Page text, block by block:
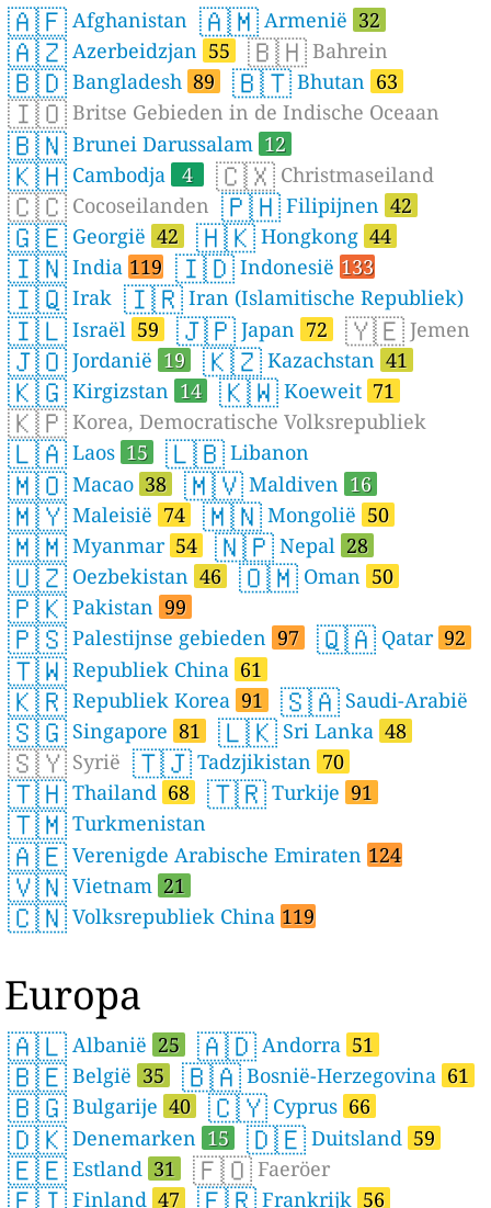
🇦🇫 Afghanistan 🇦🇲 Armenië 32
🇦🇿 Azerbeidzjan 55 🇧🇭 Bahrein
🇧🇩 Bangladesh 89 🇧🇹 Bhutan 63
🇮🇴 Britse Gebieden in de Indische Oceaan
🇧🇳 Brunei Darussalam 12
🇰🇭 Cambodja 4 🇨🇽 Christmaseiland
🇨🇨 Cocoseilanden 🇵🇭 Filipijnen 42
🇬🇪 Georgië 42 🇭🇰 Hongkong 44
🇮🇳 India 119 🇮🇩 Indonesië 133
🇮🇶 Irak 🇮🇷 Iran (Islamitische Republiek)
🇮🇱 Israël 59 🇯🇵 Japan 72 🇾🇪 Jemen
🇯🇴 Jordanië 19 🇰🇿 Kazachstan 41
🇰🇬 Kirgizstan 14 🇰🇼 Koeweit 71
🇰🇵 Korea, Democratische Volksrepubliek
🇱🇦 Laos 15 🇱🇧 Libanon
🇲🇴 Macao 38 🇲🇻 Maldiven 16
🇲🇾 Maleisië 74 🇲🇳 Mongolië 50
🇲🇲 Myanmar 54 🇳🇵 Nepal 28
🇺🇿 Oezbekistan 46 🇴🇲 Oman 50
🇵🇰 Pakistan 99
🇵🇸 Palestijnse gebieden 97 🇶🇦 Qatar 92
🇹🇼 Republiek China 61
🇰🇷 Republiek Korea 91 🇸🇦 Saudi-Arabië
🇸🇬 Singapore 81 🇱🇰 Sri Lanka 48
🇸🇾 Syrië 🇹🇯 Tadzjikistan 70
🇹🇭 Thailand 68 🇹🇷 Turkije 91
🇹🇲 Turkmenistan
🇦🇪 Verenigde Arabische Emiraten 124
🇻🇳 Vietnam 21
🇨🇳 Volksrepubliek China 119
Europa
🇦🇱 Albanië 25 🇦🇩 Andorra 51
🇧🇪 België 35 🇧🇦 Bosnië-Herzegovina 61
🇧🇬 Bulgarije 40 🇨🇾 Cyprus 66
🇩🇰 Denemarken 15 🇩🇪 Duitsland 59
🇪🇪 Estland 31 🇫🇴 Faeröer
Finland 47 Frankrijk 56